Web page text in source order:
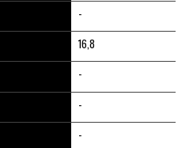
-
16,8
-
-
-